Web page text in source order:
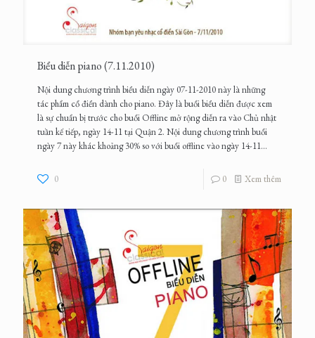
Biểu diễn piano (7.11.2010)
Nội dung chương trình biểu diễn ngày 07-11-2010 này là những
tác phẩm cổ điển dành cho piano. Đây là buổi biểu diễn được xem
là sự chuẩn bị trước cho buổi Offline mở rộng diễn ra vào Chủ nhật
tuần kế tiếp, ngày 14-11 tại Quận 2. Nội dung chương trình buổi
ngày 7 này khác khoảng 30% so với buổi offline vào ngày 14-11...
0 0 Xem thêm